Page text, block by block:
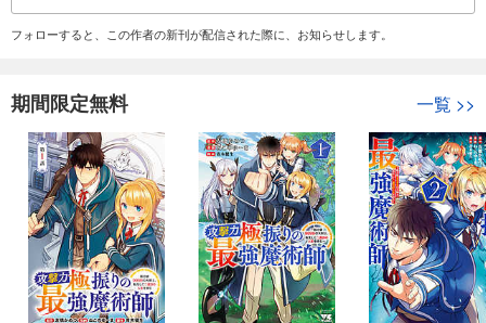
フォローすると、この作者の新刊が配信された際に、お知らせします。
期間限定無料 一覧 >>